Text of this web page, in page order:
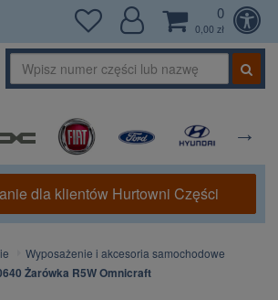
0
0,00 zł
dla klientów Hurtowni Części
Wyposażenie i akcesoria samochodowe
Żarówka R5W Omnicraft